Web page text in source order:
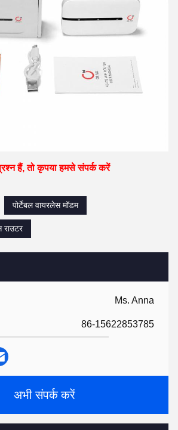
Ms. Anna
86-15622853785
अभी संपर्क करें
हैं, तो कृपया हमसे संपर्क करें
पोर्टेबल वायरलेस मॉडम
राउटर